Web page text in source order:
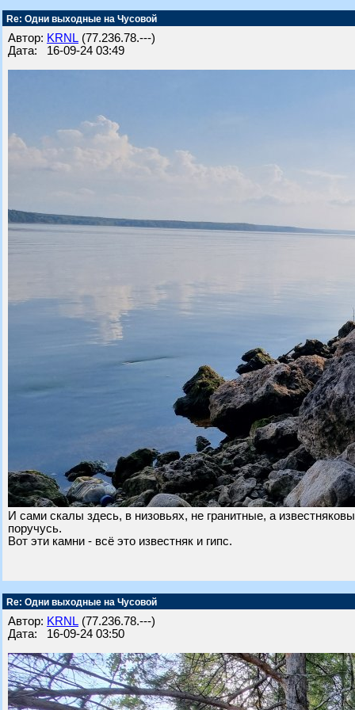
Re: Одни выходные на Чусовой
Автор: KRNL (77.236.78.---)
Дата: 16-09-24 03:49
И сами скалы здесь, в низовьях, не гранитные, а
поручусь.
Вот эти камни - всё это известняк и гипс.
Re: Одни выходные на Чусовой
Автор: KRNL (77.236.78.---)
Дата: 16-09-24 03:50